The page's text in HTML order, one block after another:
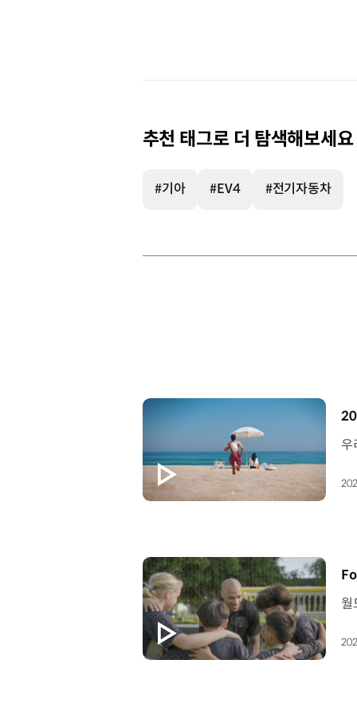
추천 태그로 더 탐색해보세요
#기아 #EV4 #전기자동차
[
[